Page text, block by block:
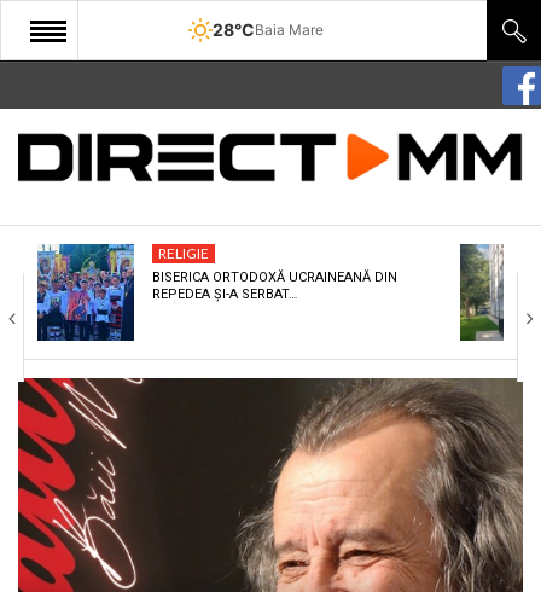
28°CBaia Mare
START
COMUNITATE
CULTURA
ECONOMIE
SANATATE
SPORT
SPECIAL
POLITIC
LIFE
RELIGIE
BISERICA ORTODOXĂ UCRAINEANĂ DIN
REPEDEA ȘI-A SERBAT…